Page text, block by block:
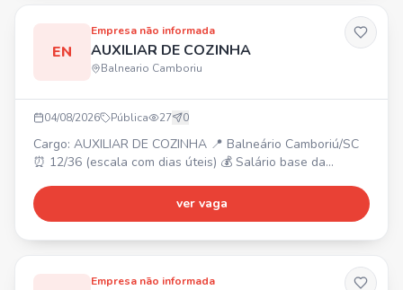
EN
Empresa não informada
AUXILIAR DE COZINHA
Balneario Camboriu
04/08/2026 Pública 27 0
Cargo: AUXILIAR DE COZINHA 📍 Balneário Camboriú/SC
⏰ 12/36 (escala com dias úteis) 💰 Salário base da
Venha fazer parte do nosso time!
ver vaga
Empresa não informada